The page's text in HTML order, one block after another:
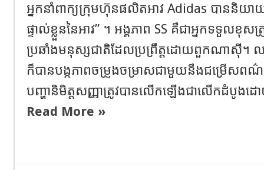
អ្នកនាំពាក្យក្រុមហ៊ុនផលិតអាវ Adidas បាននិយាយថ
ផ្ទាល់ខ្លួននៃអាវ” ។ អង្គភាព SS គឺជាអ្នកទទួលខុស
ប្រឆាំងមនុស្សជាតិដែលប្រព្រឹត្តដោយពួកណាស៊ី។
ក៏បានបង្កភាពចម្រូងចម្រាសជាមួយនឹងជម្រើស
បញ្ហានិមិត្តសញ្ញាត្រូវបានលើកឡើងជាលើកដំបូងដោ
Read More »